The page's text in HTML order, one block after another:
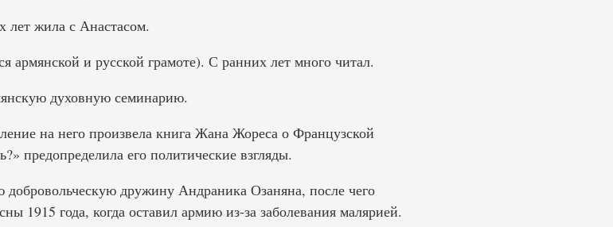
лет жила с Анастасом.
армянской и русской грамоте). С ранних лет много читал.
духовную семинарию.
на него произвела книга Жана Жореса о Французской
предопределила его политические взгляды.
добровольческую дружину Андраника Озаняна, после чего
1915 года, когда оставил армию из-за заболевания малярией.